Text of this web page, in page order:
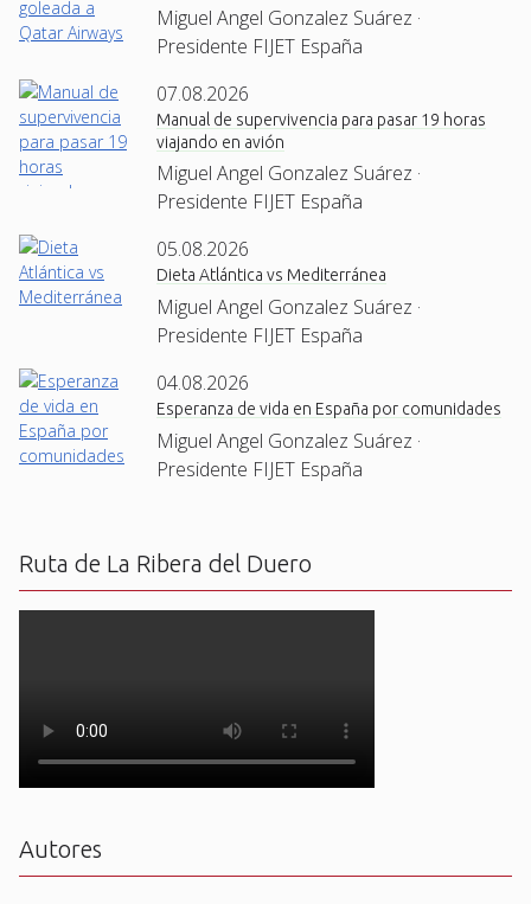
Miguel Angel Gonzalez Suárez ·
Presidente FIJET España
07.08.2026
Manual de supervivencia para pasar 19 horas
viajando en avión
Miguel Angel Gonzalez Suárez ·
Presidente FIJET España
05.08.2026
Dieta Atlántica vs Mediterránea
Miguel Angel Gonzalez Suárez ·
Presidente FIJET España
04.08.2026
Esperanza de vida en España por comunidades
Miguel Angel Gonzalez Suárez ·
Presidente FIJET España
Ruta de La Ribera del Duero
Autores